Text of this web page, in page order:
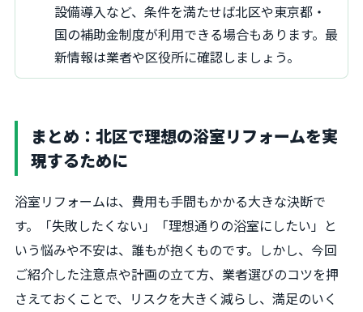
設備導入など、条件を満たせば北区や東京都・
国の補助金制度が利用できる場合もあります。最
新情報は業者や区役所に確認しましょう。
まとめ：北区で理想の浴室リフォームを実
現するために
浴室リフォームは、費用も手間もかかる大きな決断で
す。「失敗したくない」「理想通りの浴室にしたい」と
いう悩みや不安は、誰もが抱くものです。しかし、今回
ご紹介した注意点や計画の立て方、業者選びのコツを押
さえておくことで、リスクを大きく減らし、満足のいく